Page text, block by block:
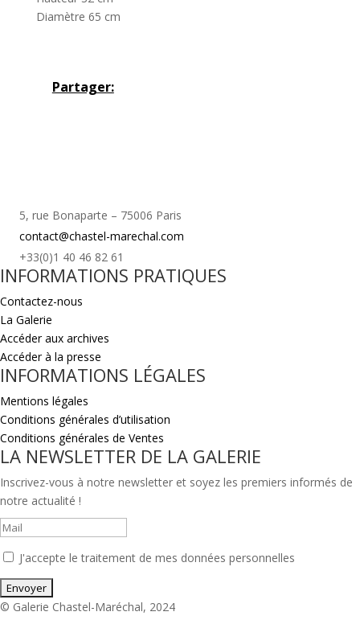
Diamètre 65 cm
Partager:
5, rue Bonaparte – 75006 Paris
contact@chastel-marechal.com
+33(0)1 40 46 82 61
INFORMATIONS PRATIQUES
Contactez-nous
La Galerie
Accéder aux archives
Accéder à la presse
INFORMATIONS LÉGALES
Mentions légales
Conditions générales d’utilisation
Conditions générales de Ventes
LA NEWSLETTER DE LA GALERIE
Inscrivez-vous à notre newsletter et soyez les premiers informés de
notre actualité !
J'accepte le traitement de mes données personnelles
© Galerie Chastel-Maréchal, 2024